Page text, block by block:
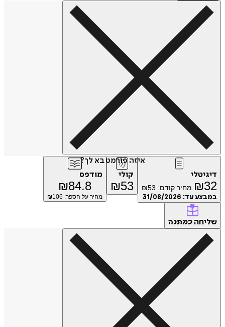
איזה פורמט בא לך?
דיגיטלי
₪32 מחיר קודם: ₪53
במבצע עד: 31/08/2026
קולי
₪53
מודפס
₪84.8
מחיר על הספר: ₪ 106
שליחה כמתנה